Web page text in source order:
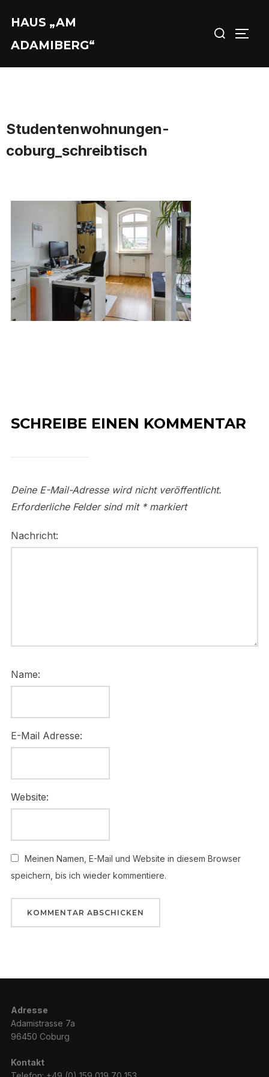
Inhalten
springen
HAUS „AM
ADAMIBERG“
nach:
Studentenwohnungen-
coburg_schreibtisch
SCHREIBE EINEN KOMMENTAR
Deine E-Mail-Adresse wird nicht veröffentlicht.
Erforderliche Felder sind mit *markiert
Nachricht:
Name:
E-Mail Adresse:
Website:
Meinen Namen, E-Mail und Website in diesem Browser
speichern, bis ich wieder kommentiere.
Adresse
Adamistrasse 7a
96450 Coburg
Kontakt